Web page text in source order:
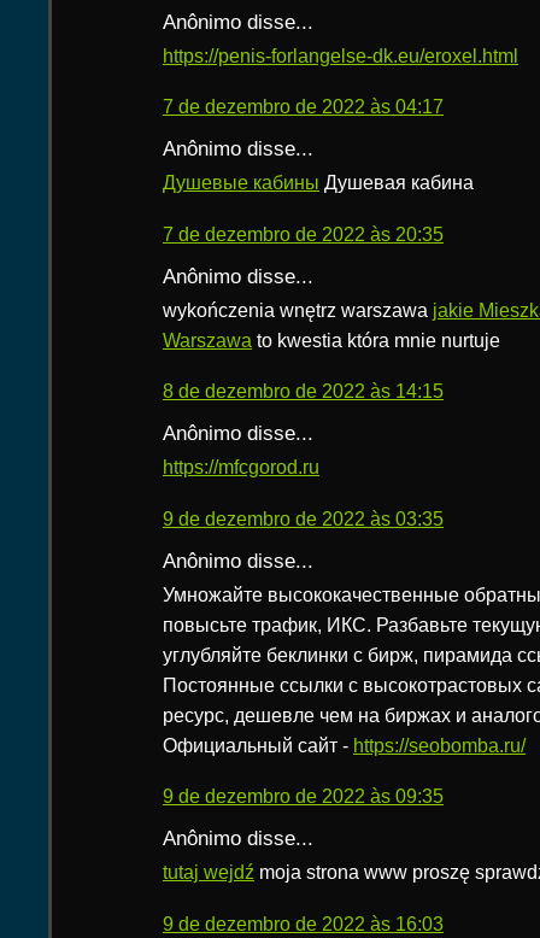
Anônimo disse...
https://penis-forlangelse-dk.eu/eroxel.html
7 de dezembro de 2022 às 04:17
Anônimo disse...
Душевые кабины Душевая кабина
7 de dezembro de 2022 às 20:35
Anônimo disse...
wykończenia wnętrz warszawa jakie
Warszawa to kwestia która mnie nurtuje
8 de dezembro de 2022 às 14:15
Anônimo disse...
https://mfcgorod.ru
9 de dezembro de 2022 às 03:35
Anônimo disse...
Умножайте высококачественные
повысьте трафик, ИКС. Разбавьте
углубляйте беклинки с бирж, пирамида
Постоянные ссылки с высокотрастовых
ресурс, дешевле чем на биржах и
Официальный сайт - https://seobomba.ru/
9 de dezembro de 2022 às 09:35
Anônimo disse...
tutaj wejdź moja strona www proszę
9 de dezembro de 2022 às 16:03